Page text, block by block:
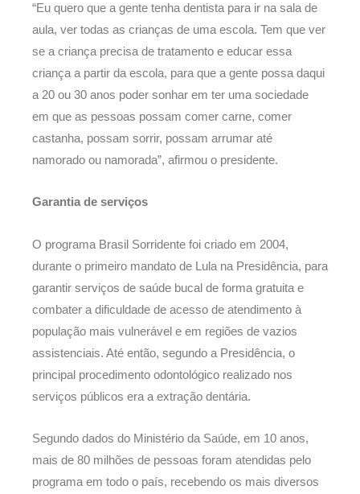
“Eu quero que a gente tenha dentista para ir na sala de
aula, ver todas as crianças de uma escola. Tem que ver
se a criança precisa de tratamento e educar essa
criança a partir da escola, para que a gente possa daqui
a 20 ou 30 anos poder sonhar em ter uma sociedade
em que as pessoas possam comer carne, comer
castanha, possam sorrir, possam arrumar até
namorado ou namorada”, afirmou o presidente.
Garantia de serviços
O programa Brasil Sorridente foi criado em 2004,
durante o primeiro mandato de Lula na Presidência, para
garantir serviços de saúde bucal de forma gratuita e
combater a dificuldade de acesso de atendimento à
população mais vulnerável e em regiões de vazios
assistenciais. Até então, segundo a Presidência, o
principal procedimento odontológico realizado nos
serviços públicos era a extração dentária.
Segundo dados do Ministério da Saúde, em 10 anos,
mais de 80 milhões de pessoas foram atendidas pelo
programa em todo o país, recebendo os mais diversos